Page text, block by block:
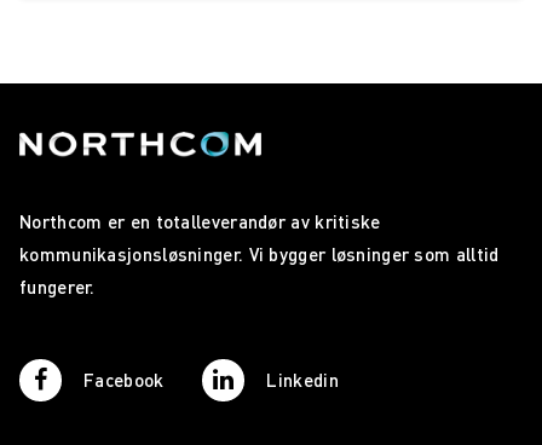
Northcom er en totalleverandør av kritiske
kommunikasjonsløsninger. Vi bygger løsninger som alltid
fungerer.
Facebook Linkedin